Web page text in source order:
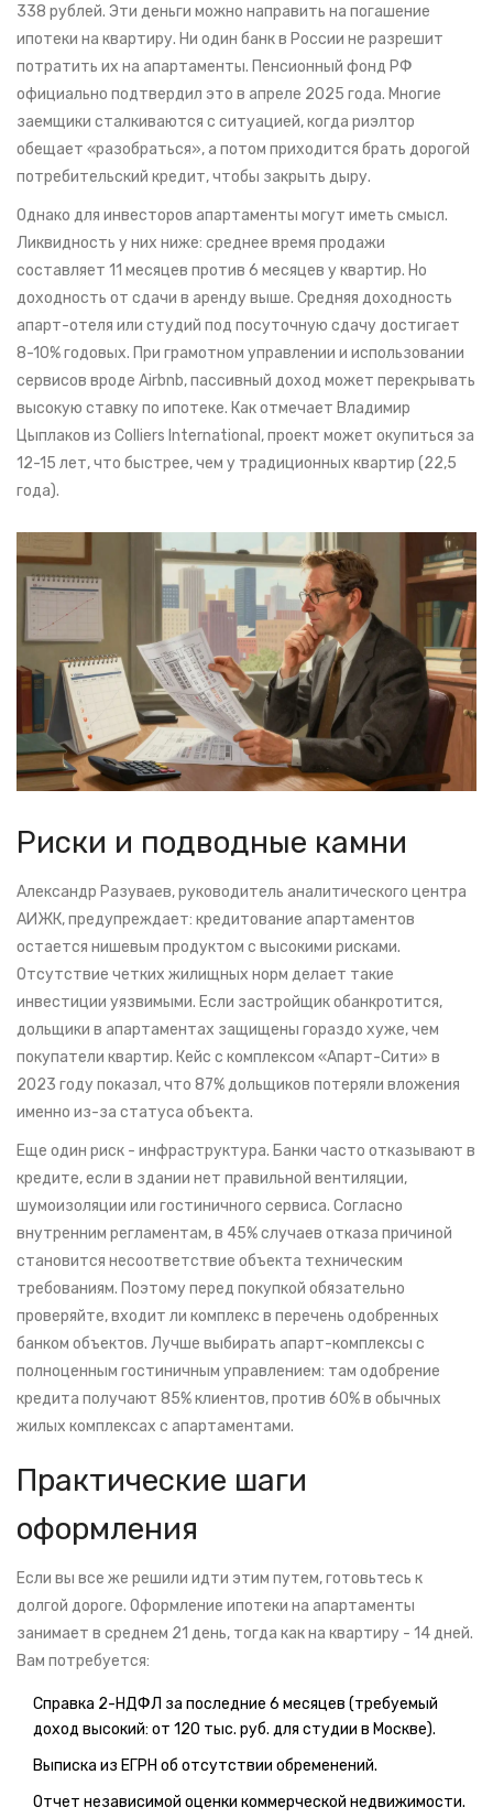
338 рублей. Эти деньги можно направить на погашение
ипотеки на квартиру. Ни один банк в России не разрешит
потратить их на апартаменты. Пенсионный фонд РФ
официально подтвердил это в апреле 2025 года. Многие
заемщики сталкиваются с ситуацией, когда риэлтор
обещает «разобраться», а потом приходится брать дорогой
потребительский кредит, чтобы закрыть дыру.
Однако для инвесторов апартаменты могут иметь смысл.
Ликвидность у них ниже: среднее время продажи
составляет 11 месяцев против 6 месяцев у квартир. Но
доходность от сдачи в аренду выше. Средняя доходность
апарт-отеля или студий под посуточную сдачу достигает
8-10% годовых. При грамотном управлении и использовании
сервисов вроде Airbnb, пассивный доход может перекрывать
высокую ставку по ипотеке. Как отмечает Владимир
Цыплаков из Colliers International, проект может окупиться за
12-15 лет, что быстрее, чем у традиционных квартир (22,5
года).
Риски и подводные камни
Александр Разуваев, руководитель аналитического центра
АИЖК, предупреждает: кредитование апартаментов
остается нишевым продуктом с высокими рисками.
Отсутствие четких жилищных норм делает такие
инвестиции уязвимыми. Если застройщик обанкротится,
дольщики в апартаментах защищены гораздо хуже, чем
покупатели квартир. Кейс с комплексом «Апарт-Сити» в
2023 году показал, что 87% дольщиков потеряли вложения
именно из-за статуса объекта.
Еще один риск - инфраструктура. Банки часто отказывают в
кредите, если в здании нет правильной вентиляции,
шумоизоляции или гостиничного сервиса. Согласно
внутренним регламентам, в 45% случаев отказа причиной
становится несоответствие объекта техническим
требованиям. Поэтому перед покупкой обязательно
проверяйте, входит ли комплекс в перечень одобренных
банком объектов. Лучше выбирать апарт-комплексы с
полноценным гостиничным управлением: там одобрение
кредита получают 85% клиентов, против 60% в обычных
жилых комплексах с апартаментами.
Практические шаги
оформления
Если вы все же решили идти этим путем, готовьтесь к
долгой дороге. Оформление ипотеки на апартаменты
занимает в среднем 21 день, тогда как на квартиру - 14 дней.
Вам потребуется:
Справка 2-НДФЛ за последние 6 месяцев (требуемый
доход высокий: от 120 тыс. руб. для студии в Москве).
Выписка из ЕГРН об отсутствии обременений.
Отчет независимой оценки коммерческой недвижимости.